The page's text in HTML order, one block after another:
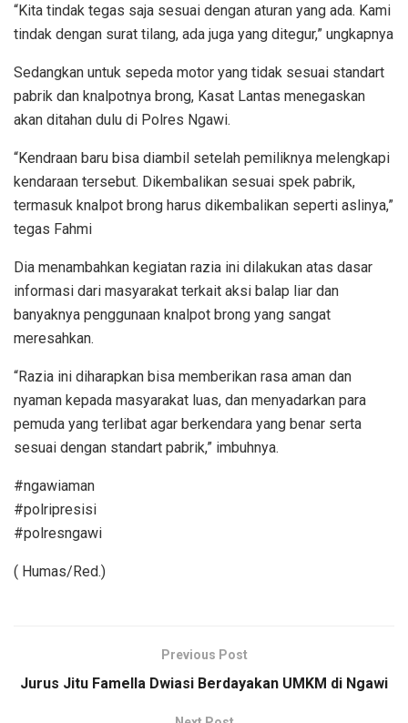
“Kita tindak tegas saja sesuai dengan aturan yang ada. Kami
tindak dengan surat tilang, ada juga yang ditegur,” ungkapnya
Sedangkan untuk sepeda motor yang tidak sesuai standart
pabrik dan knalpotnya brong, Kasat Lantas menegaskan
akan ditahan dulu di Polres Ngawi.
“Kendraan baru bisa diambil setelah pemiliknya melengkapi
kendaraan tersebut. Dikembalikan sesuai spek pabrik,
termasuk knalpot brong harus dikembalikan seperti aslinya,”
tegas Fahmi
Dia menambahkan kegiatan razia ini dilakukan atas dasar
informasi dari masyarakat terkait aksi balap liar dan
banyaknya penggunaan knalpot brong yang sangat
meresahkan.
“Razia ini diharapkan bisa memberikan rasa aman dan
nyaman kepada masyarakat luas, dan menyadarkan para
pemuda yang terlibat agar berkendara yang benar serta
sesuai dengan standart pabrik,” imbuhnya.
#ngawiaman
#polripresisi
#polresngawi
( Humas/Red.)
Previous Post
Jurus Jitu Famella Dwiasi Berdayakan UMKM di Ngawi